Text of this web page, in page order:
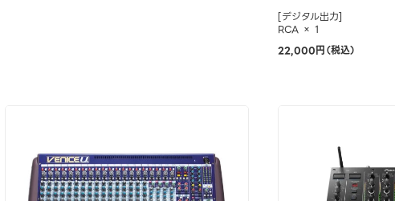
[デジタル出力]
RCA × 1
22,000円（税込）